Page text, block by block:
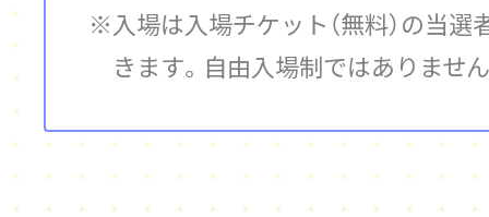
入場は入場チケット（無料）の当
きます。自由入場制ではありませ